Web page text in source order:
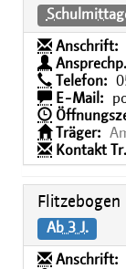
Anschrift:
Telefon:
E-Mail:
Träger:
Kontakt
Flitzebogen
Ab 3 J.
Anschrift: